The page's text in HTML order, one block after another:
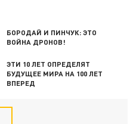
БОРОДАЙ И ПИНЧУК: ЭТО
ВОЙНА ДРОНОВ!
ЭТИ 10 ЛЕТ ОПРЕДЕЛЯТ
БУДУЩЕЕ МИРА НА 100 ЛЕТ
ВПЕРЕД